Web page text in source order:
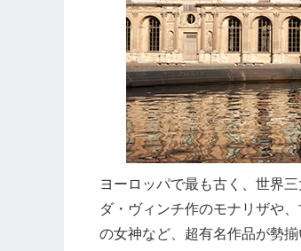
ヨーロッパで最も古く、世界
ダ・ヴィンチ作のモナリザや
の女神など、超有名作品が勢